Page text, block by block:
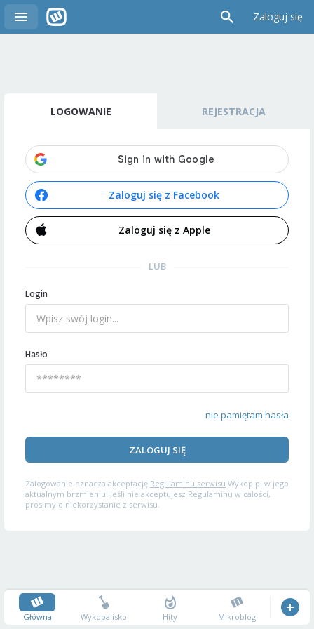
Zaloguj się
LOGOWANIE REJESTRACJA
Zaloguj się z Facebook
Zaloguj się z Apple
LUB
Login
Hasło
nie pamiętam hasła
ZALOGUJ SIĘ
Zalogowanie oznacza akceptację Regulaminu serwisu Wykop.pl w jego
aktualnym brzmieniu. Jeśli nie akceptujesz Regulaminu w całości,
prosimy o niekorzystanie z serwisu.
Główna Wykopalisko Hity Mikroblog